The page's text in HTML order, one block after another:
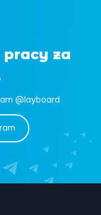
pracy za
@layboard